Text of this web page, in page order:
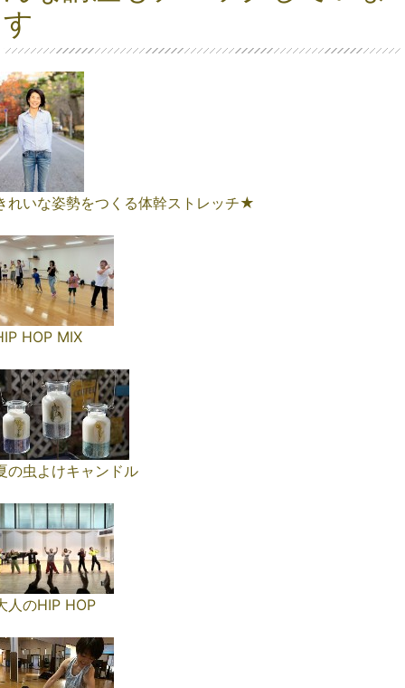
す
れいな姿勢をつくる体幹ストレッチ★
HOP MIX
の虫よけキャンドル
人のHIP HOP